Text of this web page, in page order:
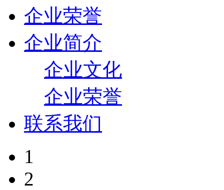
企业荣誉
企业简介
企业文化
企业荣誉
联系我们
1
2